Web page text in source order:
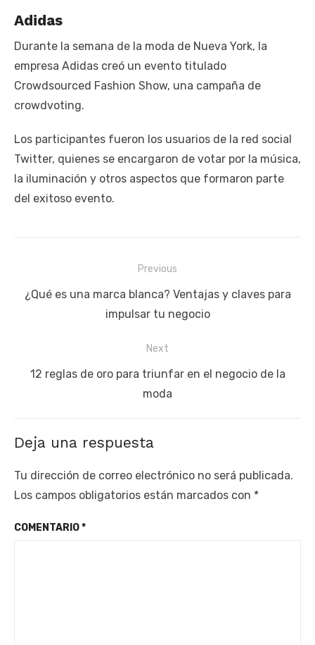
Adidas
Durante la semana de la moda de Nueva York, la
empresa Adidas creó un evento titulado
Crowdsourced Fashion Show, una campaña de
crowdvoting.
Los participantes fueron los usuarios de la red social
Twitter, quienes se encargaron de votar por la música,
la iluminación y otros aspectos que formaron parte
del exitoso evento.
de
Previous
Previous
¿Qué es una marca blanca? Ventajas y claves para
impulsar tu negocio
Next
Next
12 reglas de oro para triunfar en el negocio de la
moda
Deja una respuesta
Tu dirección de correo electrónico no será publicada.
Los campos obligatorios están marcados con *
COMENTARIO*